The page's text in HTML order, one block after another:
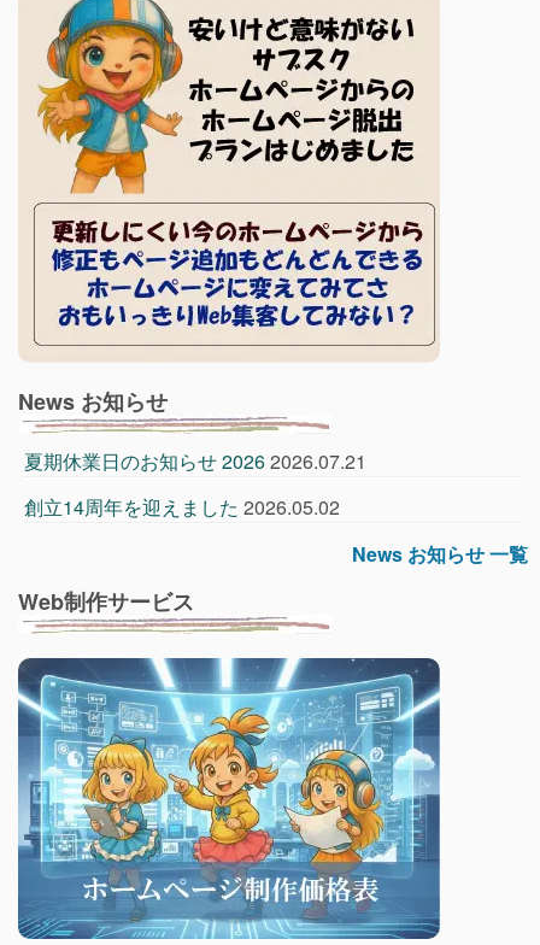
News お知らせ
夏期休業日のお知らせ 20262026.07.21
創立14周年を迎えました 2026.05.02
News お知らせ 一覧
Web制作サービス